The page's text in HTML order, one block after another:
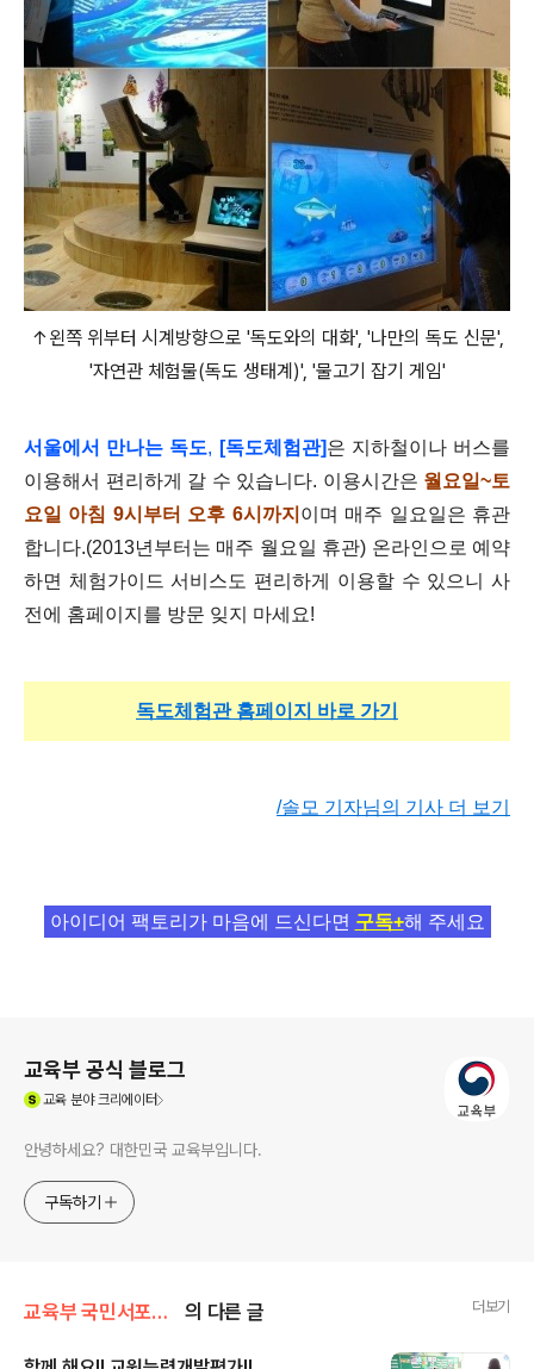
↑왼쪽 위부터 시계방향으로 '독도와의 대화', '나만의 독도 신문',
'자연관 체험물(독도 생태계)', '물고기 잡기 게임'
서울에서 만나는 독도, [독도체험관]은 지하철이나 버스를
이용해서 편리하게 갈 수 있습니다. 이용시간은 월요일~토
요일 아침 9시부터 오후 6시까지 이며 매주 일요일은 휴관
합니다.(2013년부터는 매주 월요일 휴관) 온라인으로 예약
하면 체험가이드 서비스도 편리하게 이용할 수 있으니 사
전에 홈페이지를 방문 잊지 마세요!
독도체험관 홈페이지 바로 가기
/솔모 기자님의 기사 더 보기
아이디어 팩토리가 마음에 드신다면 구독+해 주세요
교육부 공식 블로그
교육분야 크리에이터
안녕하세요? 대한민국 교육부입니다.
구독하기
교육부 국민서포터즈 의 다른 글 더보기